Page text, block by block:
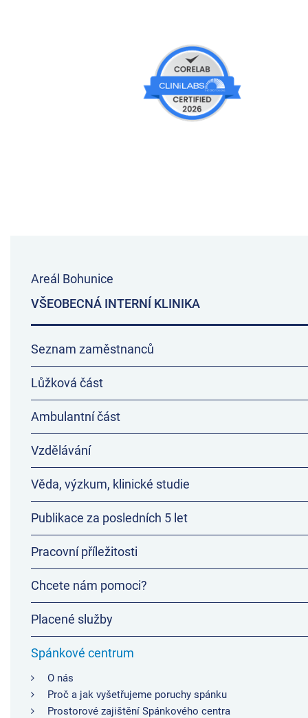
Areál Bohunice
VŠEOBECNÁ INTERNÍ KLINIKA
Seznam zaměstnanců
Lůžková část
Ambulantní část
Vzdělávání
Věda, výzkum, klinické studie
Publikace za posledních 5 let
Pracovní příležitosti
Chcete nám pomoci?
Placené služby
Spánkové centrum
O nás
Proč a jak vyšetřujeme poruchy spánku
Prostorové zajištění Spánkového centra